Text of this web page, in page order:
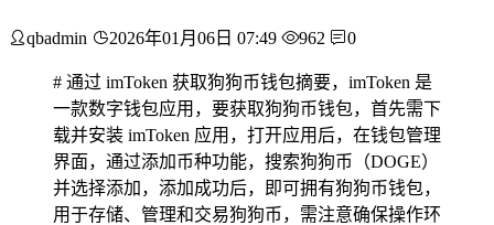
qbadmin 2026年01月06日 07:49 962 0
# 通过 imToken 获取狗狗币钱包摘要，imToken 是
一款数字钱包应用，要获取狗狗币钱包，首先需下
载并安装 imToken 应用，打开应用后，在钱包管理
界面，通过添加币种功能，搜索狗狗币（DOGE）
并选择添加，添加成功后，即可拥有狗狗币钱包，
用于存储、管理和交易狗狗币，需注意确保操作环